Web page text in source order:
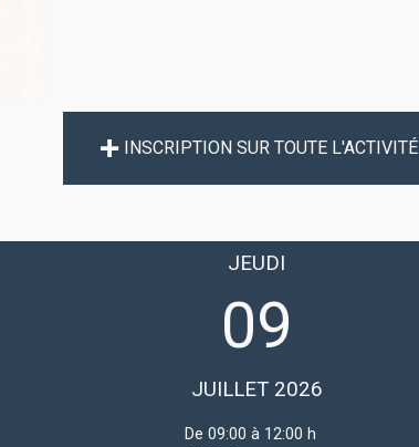
INSCRIPTION SUR TOUTE L'ACTIVITÉ
JEUDI
09
JUILLET 2026
De 09:00 à 12:00 h